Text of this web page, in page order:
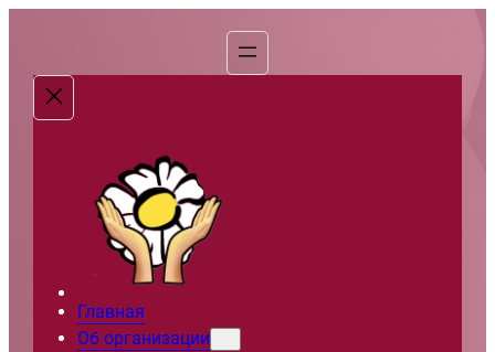
содержимому
Главная
Об организации